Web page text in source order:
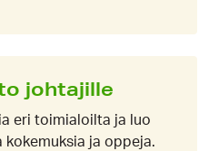
johtajille
eri toimialoilta ja luo
kokemuksia ja oppeja.